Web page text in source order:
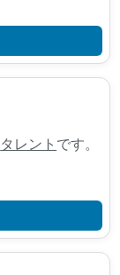
タレント です。